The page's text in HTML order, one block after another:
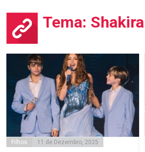
Tema: Shakira
Filhos 11 de Dezembro, 2025